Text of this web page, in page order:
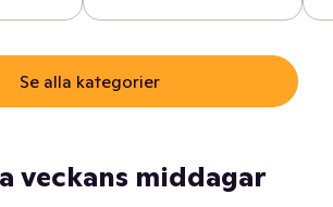
Se alla kategorier
veckans middagar